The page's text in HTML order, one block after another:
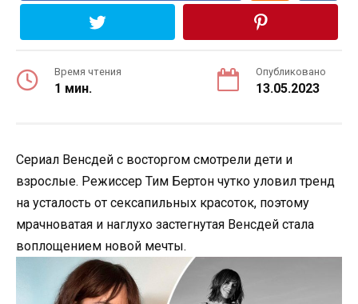
Время чтения
1 мин.
Опубликовано
13.05.2023
Сериал Венсдей с восторгом смотрели дети и
взрослые. Режиссер Тим Бертон чутко уловил тренд
на усталость от сексапильных красоток, поэтому
мрачноватая и наглухо застегнутая Венсдей стала
воплощением новой мечты.